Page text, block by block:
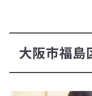
大阪市福島